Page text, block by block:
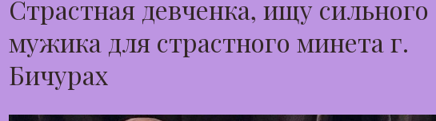
Страстная девченка, ищу сильного
мужика для страстного минета г.
Бичурах